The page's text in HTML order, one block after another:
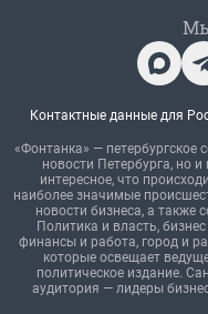
Контактные данные для
«Фонтанка» — петербургское
новости Петербурга, но
интересное, что
наиболее значимые
новости бизнеса, а также
Политика и власть,
финансы и работа, город и
которые освещает
политическое издание.
аудитория — лидеры